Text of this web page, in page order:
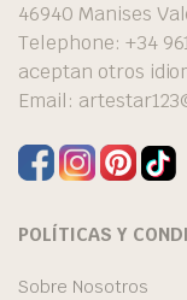
46940 Manises
Telephone: +34
aceptan otros
Email:
POLÍTICAS Y
Sobre Nosotros